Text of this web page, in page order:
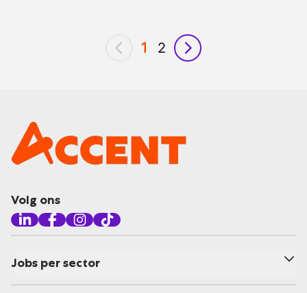
vorig
1 2
volgende
Volg ons
Jobs per sector